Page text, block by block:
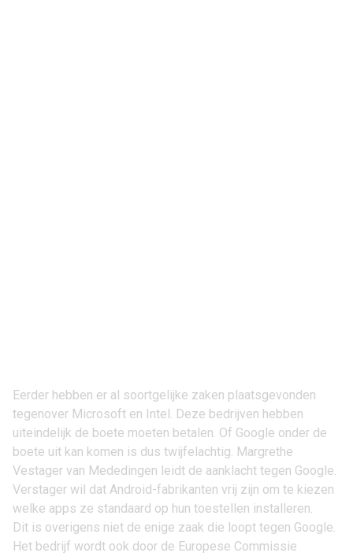
Eerder hebben er al soortgelijke zaken plaatsgevonden
tegenover Microsoft en Intel. Deze bedrijven hebben
uiteindelijk de boete moeten betalen. Of Google onder de
boete uit kan komen is dus twijfelachtig. Margrethe
Vestager van Mededingen leidt de aanklacht tegen Google.
Verstager wil dat Android-fabrikanten vrij zijn om te kiezen
welke apps ze standaard op hun toestellen installeren.
Dit is overigens niet de enige zaak die loopt tegen Google.
Het bedrijf wordt ook door de Europese Commissie